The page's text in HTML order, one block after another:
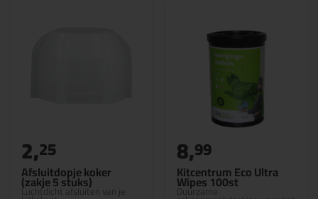
Afsluitdopje koker
(zakje 5 stuks)
Luchtdicht afsluiten van je
2,25
Kitcentrum Eco Ultra
Wipes 100st
Duurzame
8,99